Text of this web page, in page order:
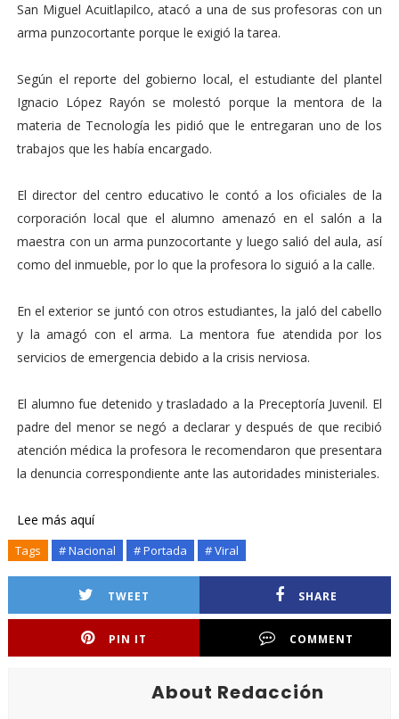
San Miguel Acuitlapilco, atacó a una de sus profesoras con un
arma punzocortante porque le exigió la tarea.
Según el reporte del gobierno local, el estudiante del plantel
Ignacio López Rayón se molestó porque la mentora de la
materia de Tecnología les pidió que le entregaran uno de los
trabajos que les había encargado.
El director del centro educativo le contó a los oficiales de la
corporación local que el alumno amenazó en el salón a la
maestra con un arma punzocortante y luego salió del aula, así
como del inmueble, por lo que la profesora lo siguió a la calle.
En el exterior se juntó con otros estudiantes, la jaló del cabello
y la amagó con el arma. La mentora fue atendida por los
servicios de emergencia debido a la crisis nerviosa.
El alumno fue detenido y trasladado a la Preceptoría Juvenil. El
padre del menor se negó a declarar y después de que recibió
atención médica la profesora le recomendaron que presentara
la denuncia correspondiente ante las autoridades ministeriales.
Lee más aquí
Tags # Nacional # Portada # Viral
TWEET SHARE
PIN IT COMMENT
About Redacción